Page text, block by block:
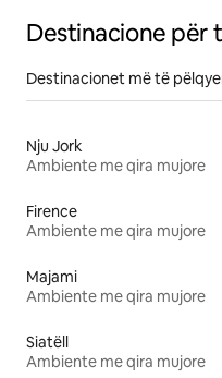
Destinacione për
Destinacionet më të
Nju Jork
Ambiente me qira mujore
Firence
Ambiente me qira mujore
Majami
Ambiente me qira mujore
Siatëll
Ambiente me qira mujore